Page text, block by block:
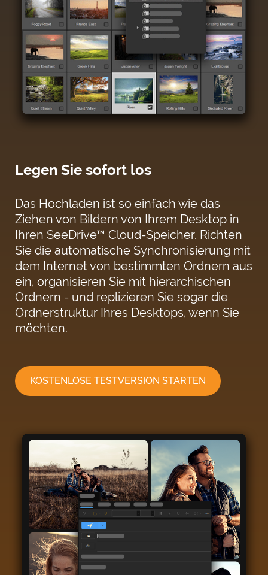
Legen Sie sofort los
Das Hochladen ist so einfach wie das
Ziehen von Bildern von Ihrem Desktop in
Ihren SeeDrive™ Cloud-Speicher. Richten
Sie die automatische Synchronisierung mit
dem Internet von bestimmten Ordnern aus
ein, organisieren Sie mit hierarchischen
Ordnern - und replizieren Sie sogar die
Ordnerstruktur Ihres Desktops, wenn Sie
möchten.
KOSTENLOSE TESTVERSION STARTEN